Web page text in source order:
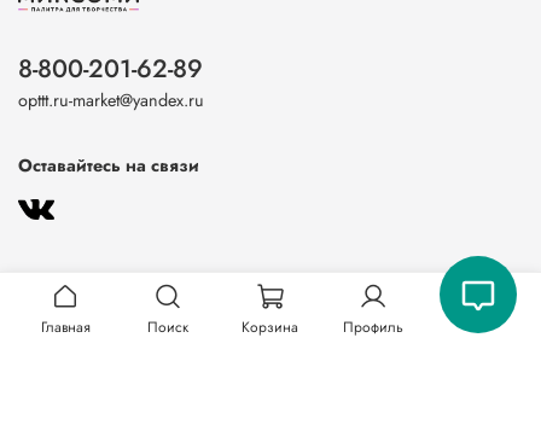
8-800-201-62-89
opttt.ru-market@yandex.ru
Оставайтесь на связи
Главная Поиск Корзина Профиль